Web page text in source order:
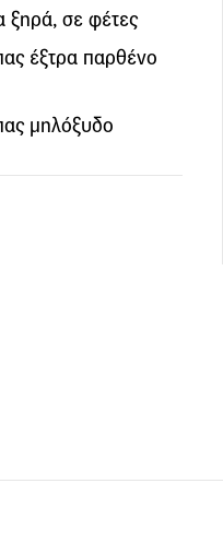
ξηρά, σε φέτες
έξτρα παρθένο
μηλόξυδο